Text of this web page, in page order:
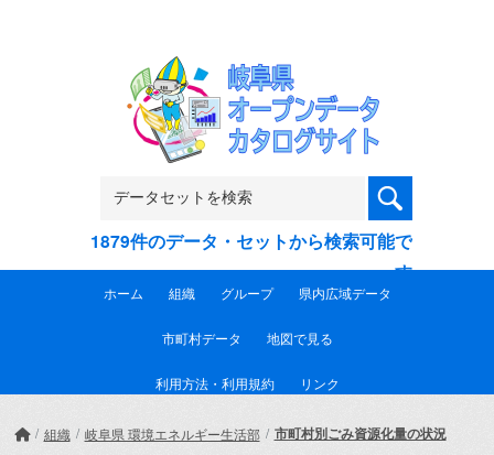
1879件のデータ・セットから検索可能で
す
ホーム 組織 グループ 県内広域データ
市町村データ 地図で見る
利用方法・利用規約 リンク
組織 岐阜県 環境エネルギー生活部 市町村別ごみ資源化量の状況